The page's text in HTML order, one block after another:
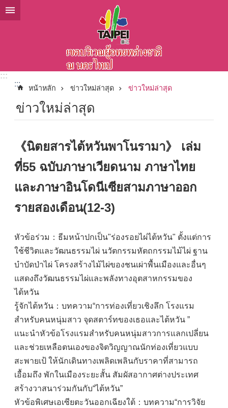
ข้ามไปที่บล็อกเนื้อหาหลัก
:::
:::
หน้าหลัก ข่าวใหม่ล่าสุด ข่าวใหม่ล่าสุด
ข่าวใหม่ล่าสุด
《นิตยสารไต้หวันพาโนรามา》 เล่ม
ที่55 ฉบับภาษาเวียดนาม ภาษาไทย
และภาษาอินโดนีเซียสามภาษาออก
รายสองเดือน(12-3)
หัวข้อร่วม：ธีมหน้าปกเป็น"ร่องรอยไผ่ไต้หวัน" ตั้งแต่การ
ใช้ชีวิตและวัฒนธรรมไผ่ นวัตกรรมหัตถกรรมไม้ไผ่ ฐาน
บำบัดป่าไผ่ โครงสร้างไม้ไผ่ของชนเผ่าพื้นเมืองและอื่นๆ
แสดงถึงวัฒนธรรมไผ่และพลังทางอุตสาหกรรมของ
ไต้หวัน
รู้จักไต้หวัน：บทความ“การท่องเที่ยวเชิงลึก โรงแรม
สำหรับคนหนุ่มสาว จุดสตาร์ทของเธอและไต้หวัน ”
แนะนำหัวข้อโรงแรมสำหรับคนหนุ่มสาวการแลกเปลี่ยน
และช่วยเหลือตนเองของจิตวิญญาณนักท่องเที่ยวแบบ
สะพายเป้ ให้นักเดินทางเพลิดเพลินกับราคาที่สามารถ
เอื้อมถึง พักในเมืองระยะสั้น สัมผัสอากาศต่างประเทศ
สร้างวาสนาร่วมกันกับ“ไต้หวัน”
หัวข้อพิเศษเอเซียตะวันออกเฉียงใต้：บทความ“การวิจัย